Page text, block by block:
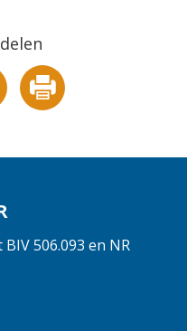
506.093 en NR